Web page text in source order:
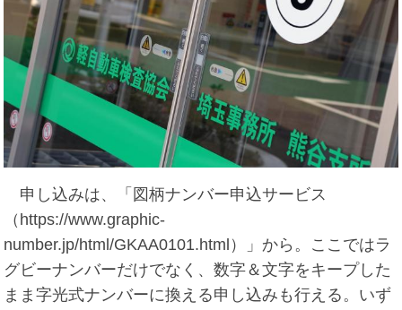
申し込みは、「図柄ナンバー申込サービス
（https://www.graphic-
number.jp/html/GKAA0101.html）」から。ここではラ
グビーナンバーだけでなく、数字＆文字をキープした
まま字光式ナンバーに換える申し込みも行える。いず